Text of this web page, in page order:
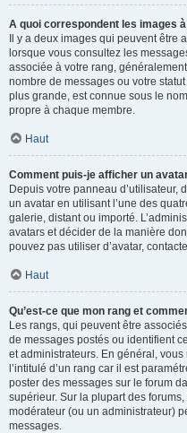
A quoi correspondent les images
Il y a deux images qui peuvent être
lorsque vous consultez les
associée à votre rang,
nombre de messages ou votre
plus grande, est connue sous le
propre à chaque membre.
Haut
Comment puis-je afficher un
Depuis votre panneau d’utilisateur,
un avatar en utilisant l’une des
galerie, distant ou importé.
avatars et décider de la manière
pouvez pas utiliser d’avatar,
Haut
Qu’est-ce que mon rang et
Les rangs, qui peuvent être
de messages postés ou identifient
et administrateurs. En général,
l’intitulé d’un rang car il est
poster des messages sur le forum
supérieur. Sur la plupart des
modérateur (ou un administrateur)
messages.